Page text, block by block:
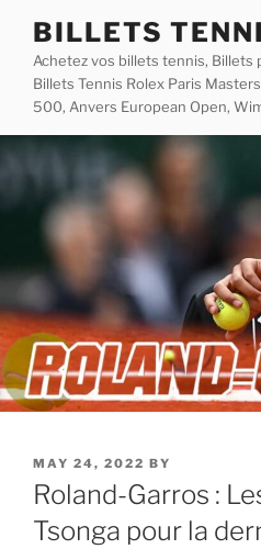
content
BILLETS
Achetez vos billets tennis, Billets
Billets Tennis Rolex Paris
500, Anvers European Open,
POSTED
ON
MAY 24, 2022 BY
Roland-Garros :
Tsonga pour la